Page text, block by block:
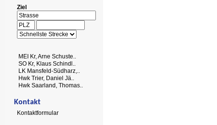
Ziel
MEI Kr, Arne Schuste..
SO Kr, Klaus Schindl..
LK Mansfeld-Südharz,..
Hwk Trier, Daniel Jä..
Hwk Saarland, Thomas..
Kontakt
Kontaktformular